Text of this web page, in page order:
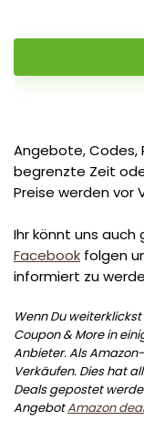
Angebote, Codes,
begrenzte Zeit
Preise werden vor
Ihr könnt uns auch
Facebook folgen
informiert zu
Wenn Du
Coupon & More in
Anbieter. Als
Verkäufen. Dies hat
Deals gepostet
AngebotAmazon